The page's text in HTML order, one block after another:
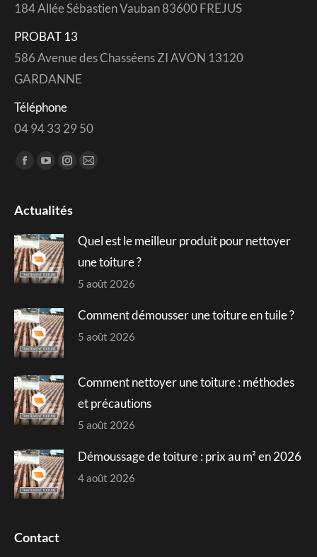
184 Allée Sébastien Vauban 83600 FREJUS
PROBAT 13
586 Avenue des Chasséens ZI AVON 13120
GARDANNE
Téléphone
04 94 33 29 50
Trouvez nous sur :
Facebook
opens
new
window
YouTube
opens
new
window
Instagram
opens
new
window
Mail
new
window
Actualités
Quel est le meilleur produit pour nettoyer
une toiture ?
5 août 2026
Comment démousser une toiture en tuile ?
5 août 2026
Comment nettoyer une toiture : méthodes
et précautions
5 août 2026
Démoussage de toiture : prix au m² en 2026
4 août 2026
Contact